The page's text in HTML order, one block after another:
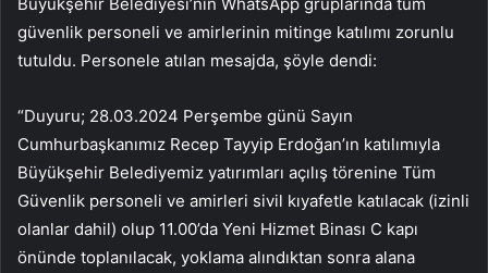
güvenlik personeli ve amirlerinin mitinge katılımı zorunlu
tutuldu. Personele atılan mesajda, şöyle dendi:
“Duyuru; 28.03.2024 Perşembe günü Sayın
Cumhurbaşkanımız Recep Tayyip Erdoğan’ın katılımıyla
Büyükşehir Belediyemiz yatırımları açılış törenine Tüm
Güvenlik personeli ve amirleri sivil kıyafetle katılacak (izinli
olanlar dahil) olup 11.00’da Yeni Hizmet Binası C kapı
önünde toplanılacak, yoklama alındıktan sonra alana